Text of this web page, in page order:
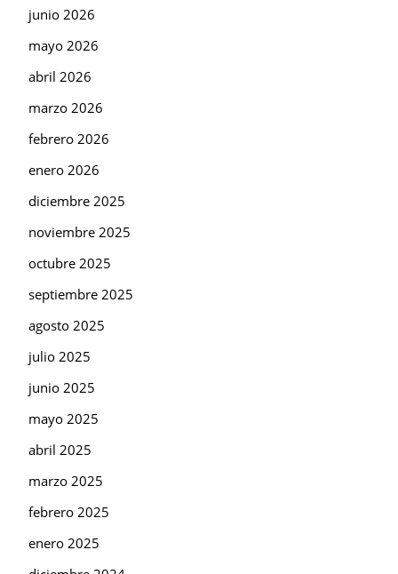
junio 2026
mayo 2026
abril 2026
marzo 2026
febrero 2026
enero 2026
diciembre 2025
noviembre 2025
octubre 2025
septiembre 2025
agosto 2025
julio 2025
junio 2025
mayo 2025
abril 2025
marzo 2025
febrero 2025
enero 2025